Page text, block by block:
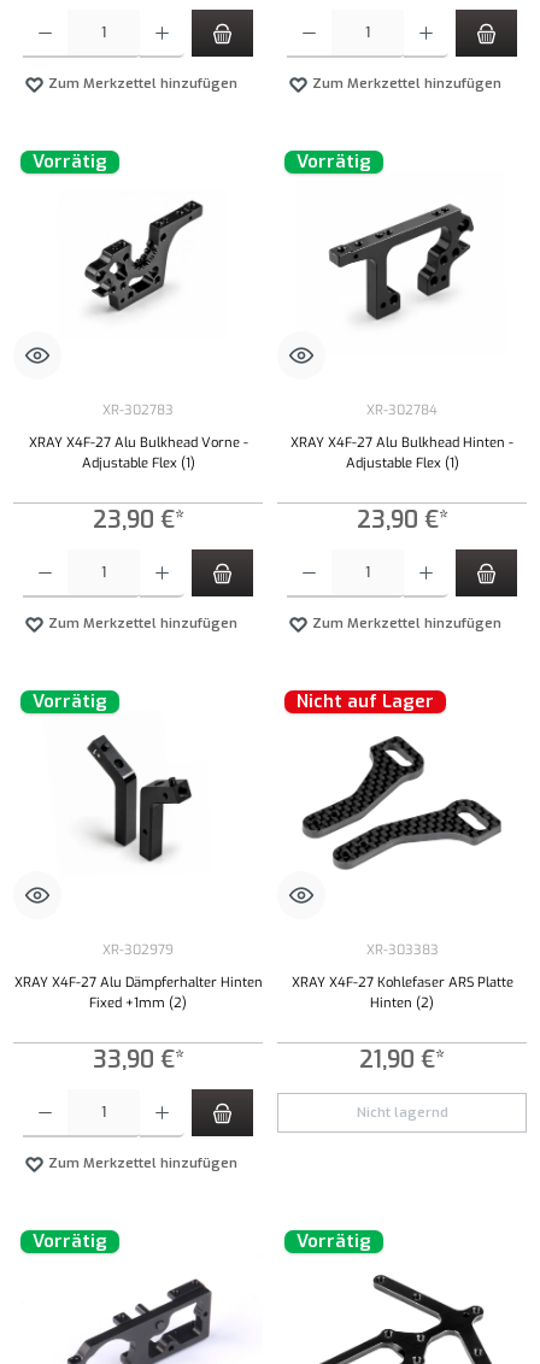
Zum Merkzettel hinzufügen Zum Merkzettel hinzufügen
Vorrätig
XR-302783
XRAY X4F-27 Alu Bulkhead Vorne -
Adjustable Flex (1)
23,90 €*
Zum Merkzettel hinzufügen
Vorrätig
XR-302784
XRAY X4F-27 Alu Bulkhead Hinten -
Adjustable Flex (1)
23,90 €*
Zum Merkzettel hinzufügen
Vorrätig
XR-302979
XRAY X4F-27 Alu Dämpferhalter Hinten
Fixed +1mm (2)
33,90 €*
Produkt Anzahl: Gib den gewünschten Wert ein oder benutze die Schaltflächen um die
Zum Merkzettel hinzufügen
Nicht auf Lager
XR-303383
XRAY X4F-27 Kohlefaser ARS Platte
Hinten (2)
21,90 €*
Nicht lagernd
Vorrätig Vorrätig